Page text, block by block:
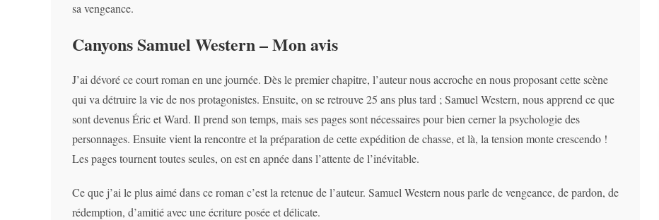
sa vengeance.
Canyons Samuel Western – Mon avis
J’ai dévoré ce court roman en une journée. Dès le premier chapitre, l’auteur nous accroche en nous proposant cette scène
qui va détruire la vie de nos protagonistes. Ensuite, on se retrouve 25 ans plus tard ; Samuel Western, nous apprend ce que
sont devenus Éric et Ward. Il prend son temps, mais ses pages sont nécessaires pour bien cerner la psychologie des
personnages. Ensuite vient la rencontre et la préparation de cette expédition de chasse, et là, la tension monte crescendo !
Les pages tournent toutes seules, on est en apnée dans l’attente de l’inévitable.
Ce que j’ai le plus aimé dans ce roman c’est la retenue de l’auteur. Samuel Western nous parle de vengeance, de pardon, de
rédemption, d’amitié avec une écriture posée et délicate.